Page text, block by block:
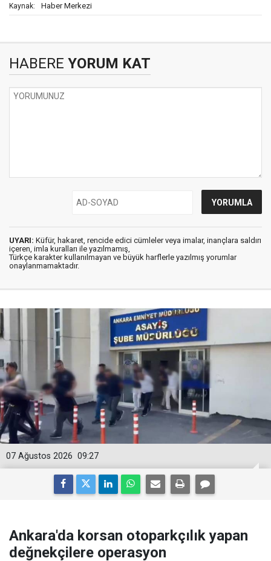
Kaynak: Haber Merkezi
HABERE YORUM KAT
UYARI: Küfür, hakaret, rencide edici cümleler veya imalar, inançlara saldırı
içeren, imla kuralları ile yazılmamış,
Türkçe karakter kullanılmayan ve büyük harflerle yazılmış yorumlar
onaylanmamaktadır.
09:27
07 Ağustos 2026
Ankara'da korsan otoparkçılık yapan
değnekçilere operasyon